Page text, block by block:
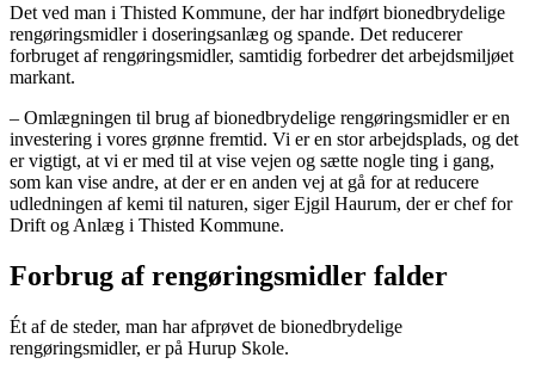
Det ved man i Thisted Kommune, der har indført bionedbrydelige
rengøringsmidler i doseringsanlæg og spande. Det reducerer
forbruget af rengøringsmidler, samtidig forbedrer det arbejdsmiljøet
markant.
– Omlægningen til brug af bionedbrydelige rengøringsmidler er en
investering i vores grønne fremtid. Vi er en stor arbejdsplads, og det
er vigtigt, at vi er med til at vise vejen og sætte nogle ting i gang,
som kan vise andre, at der er en anden vej at gå for at reducere
udledningen af kemi til naturen, siger Ejgil Haurum, der er chef for
Drift og Anlæg i Thisted Kommune.
Forbrug af rengøringsmidler falder
Ét af de steder, man har afprøvet de bionedbrydelige
rengøringsmidler, er på Hurup Skole.